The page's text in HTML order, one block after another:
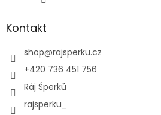
Kontakt
shop@rajsperku.cz
+420 736 451 756
Ráj Šperků
rajsperku_